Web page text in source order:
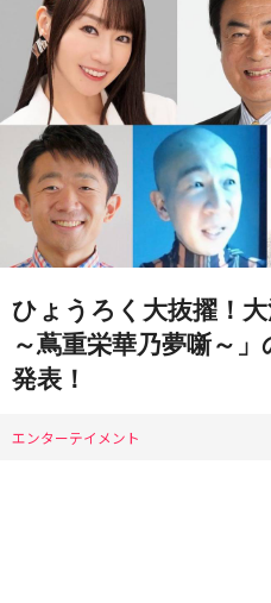
ひょうろく大抜擢！
～蔦重栄華乃夢噺～
発表！
エンターテイメント